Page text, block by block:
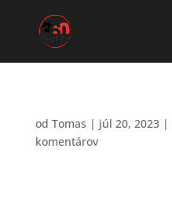
od Tomas | júl 20, 2023|
komentárov